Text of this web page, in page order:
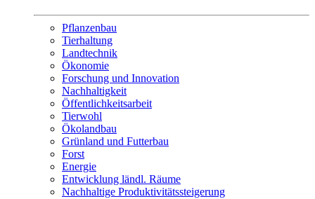
Pflanzenbau
Tierhaltung
Landtechnik
Ökonomie
Forschung und Innovation
Nachhaltigkeit
Öffentlichkeitsarbeit
Tierwohl
Ökolandbau
Grünland und Futterbau
Forst
Energie
Entwicklung ländl. Räume
Nachhaltige Produktivitätssteigerung